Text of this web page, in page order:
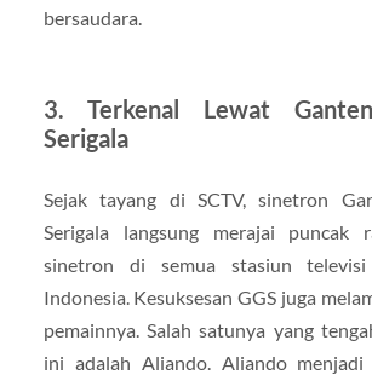
bersaudara.
3. Terkenal Lewat
Serigala
Sejak tayang di SCTV, sinetron
Serigala langsung merajai puncak
sinetron di semua stasiun
Indonesia. Kesuksesan GGS juga
pemainnya. Salah satunya yang
ini adalah Aliando. Aliando menjadi